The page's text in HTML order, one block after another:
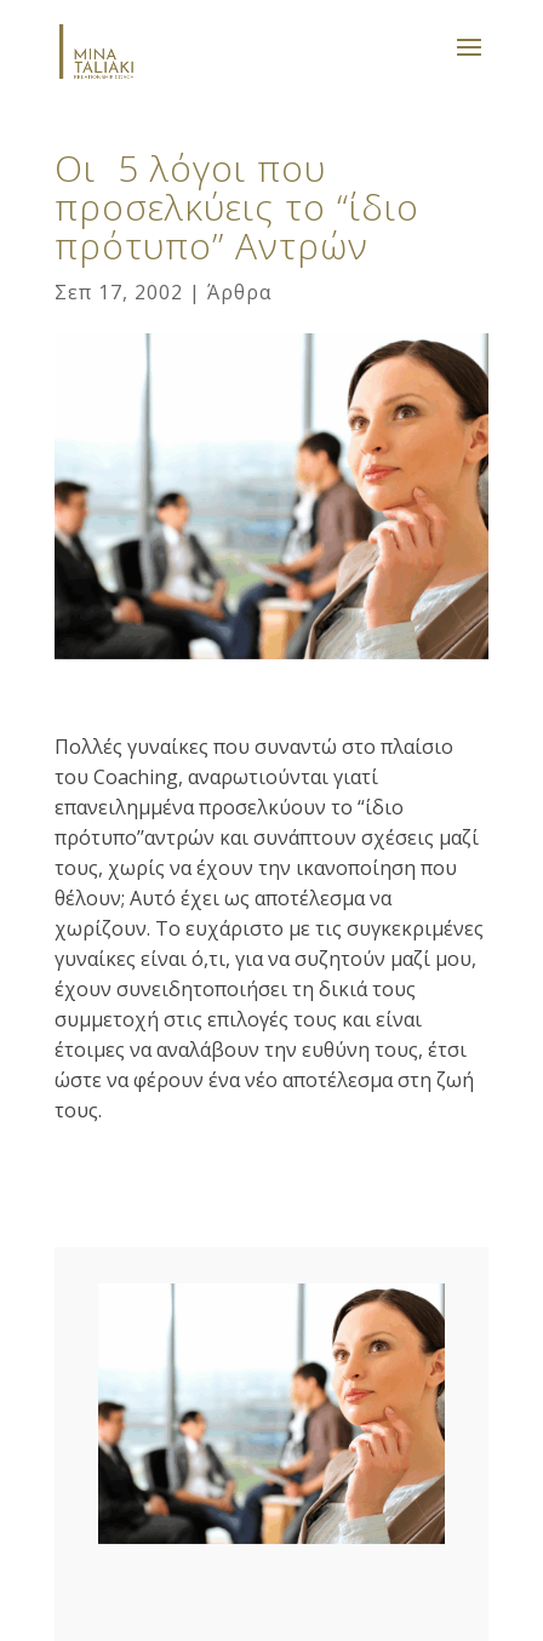
Οι 5 λόγοι που
προσελκύεις το “ίδιο
πρότυπο’’ Αντρών
Σεπ 17, 2002 | Άρθρα
Πολλές γυναίκες που συναντώ στο πλαίσιο
του Coaching, αναρωτιούνται γιατί
επανειλημμένα προσελκύουν το “ίδιο
πρότυπο’’αντρών και συνάπτουν σχέσεις μαζί
τους, χωρίς να έχουν την ικανοποίηση που
θέλουν; Αυτό έχει ως αποτέλεσμα να
χωρίζουν. Το ευχάριστο με τις συγκεκριμένες
γυναίκες είναι ό,τι, για να συζητούν μαζί μου,
έχουν συνειδητοποιήσει τη δικιά τους
συμμετοχή στις επιλογές τους και είναι
έτοιμες να αναλάβουν την ευθύνη τους, έτσι
ώστε να φέρουν ένα νέο αποτέλεσμα στη ζωή
τους.